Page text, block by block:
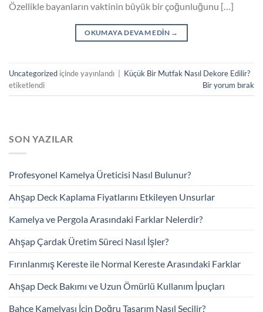
Özellikle bayanların vaktinin büyük bir çoğunluğunu […]
OKUMAYA DEVAM EDIN →
Uncategorized içinde yayınlandı
Küçük Bir Mutfak Nasıl Dekore Edilir?
etiketlendi
Bir yorum bırak
SON YAZILAR
Profesyonel Kamelya Üreticisi Nasıl Bulunur?
Ahşap Deck Kaplama Fiyatlarını Etkileyen Unsurlar
Kamelya ve Pergola Arasındaki Farklar Nelerdir?
Ahşap Çardak Üretim Süreci Nasıl İşler?
Fırınlanmış Kereste ile Normal Kereste Arasındaki Farklar
Ahşap Deck Bakımı ve Uzun Ömürlü Kullanım İpuçları
Bahçe Kamelyası İçin Doğru Tasarım Nasıl Seçilir?